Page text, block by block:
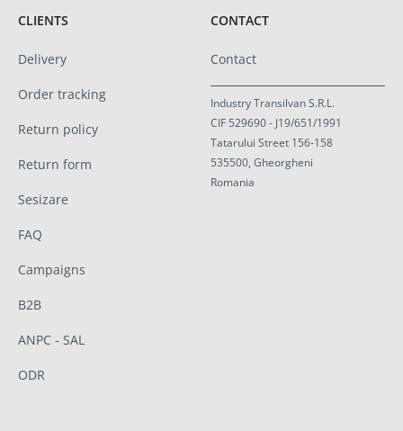
CLIENTS
Delivery
Order tracking
Return policy
Return form
Sesizare
FAQ
Campaigns
B2B
ANPC - SAL
ODR
CONTACT
Contact
Industry Transilvan S.R.L.
CIF 529690 - J19/651/1991
Tatarului Street 156-158
535500, Gheorgheni
Romania